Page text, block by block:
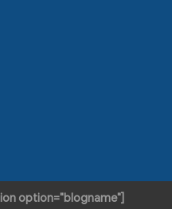
option="blogname"]